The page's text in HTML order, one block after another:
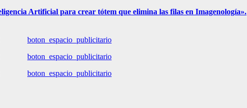
Artificial para crear tótem que elimina las filas en Imagenología».